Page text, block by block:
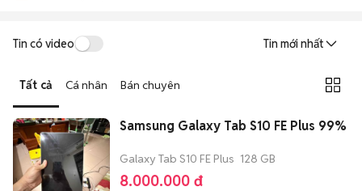
Tin có video Tin mới nhất
Tất cả Cá nhân Bán chuyên
Samsung Galaxy Tab S10 FE Plus 99%
Galaxy Tab S10 FE Plus 128 GB
8.000.000 đ